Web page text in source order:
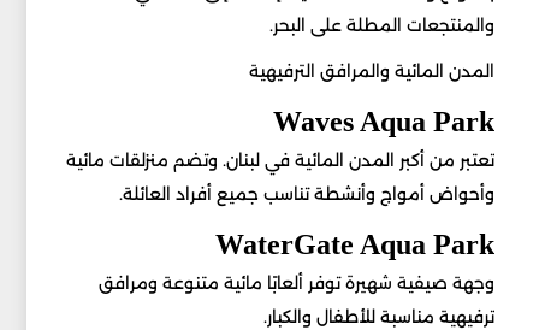
والمنتجعات المطلة على البحر.
المدن المائية والمرافق الترفيهية
Waves Aqua Park
تعتبر من أكبر المدن المائية في لبنان. وتضم منزلقات مائية
وأحواض أمواج وأنشطة تناسب جميع أفراد العائلة.
WaterGate Aqua Park
وجهة صيفية شهيرة توفر ألعابًا مائية متنوعة ومرافق
ترفيهية مناسبة للأطفال والكبار.